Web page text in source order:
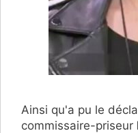
Ainsi qu'a pu le
commissaire-priseur